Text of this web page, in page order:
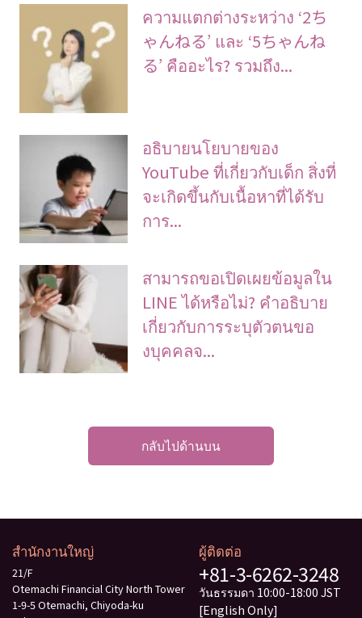
ความแตกต่างระหว่าง ‘2ち
ゃんねる’ และ ‘5ちゃんね
る’ คืออะไร? รวมถึง...
อธิบายนโยบายของ
YouTube ที่เกี่ยวกับเด็ก สิ่งที่
จะเกิดขึ้นกับเนื้อหาที่ได้รับ
การ...
สามารถขอเปิดเผยข้อมูลใน
LINE ได้หรือไม่? คําอธิบาย
เกี่ยวกับการระบุตัวตนขอ
งบุคคลจ...
กลับไปด้านบน
สำนักงานใหญ่
21/F
Otemachi Financial City North Tower
1-9-5 Otemachi, Chiyoda-ku
ผู้ติดต่อ
+81-3-6262-3248
วันธรรมดา 10:00-18:00 JST
[English Only]